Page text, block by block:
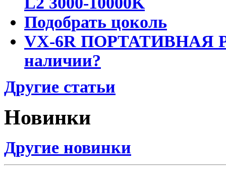
Подобрать цоколь
VX-6R ПОРТАТИВНАЯ
наличии?
Другие статьи
Новинки
Другие новинки